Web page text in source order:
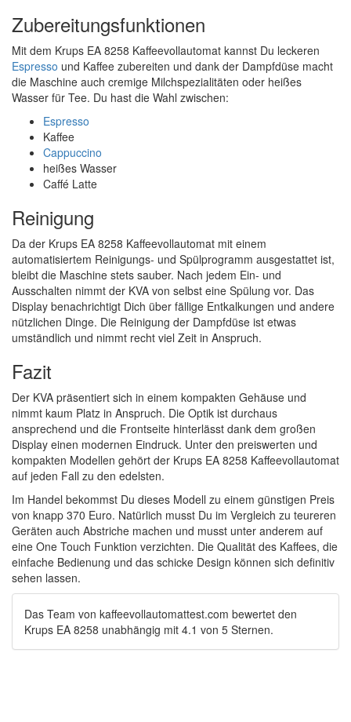
Zubereitungsfunktionen
Mit dem Krups EA 8258 Kaffeevollautomat kannst Du leckeren
Espresso und Kaffee zubereiten und dank der Dampfdüse macht
die Maschine auch cremige Milchspezialitäten oder heißes
Wasser für Tee. Du hast die Wahl zwischen:
Espresso
Kaffee
Cappuccino
heißes Wasser
Caffé Latte
Reinigung
Da der Krups EA 8258 Kaffeevollautomat mit einem
automatisiertem Reinigungs- und Spülprogramm ausgestattet ist,
bleibt die Maschine stets sauber. Nach jedem Ein- und
Ausschalten nimmt der KVA von selbst eine Spülung vor. Das
Display benachrichtigt Dich über fällige Entkalkungen und andere
nützlichen Dinge. Die Reinigung der Dampfdüse ist etwas
umständlich und nimmt recht viel Zeit in Anspruch.
Fazit
Der KVA präsentiert sich in einem kompakten Gehäuse und
nimmt kaum Platz in Anspruch. Die Optik ist durchaus
ansprechend und die Frontseite hinterlässt dank dem großen
Display einen modernen Eindruck. Unter den preiswerten und
kompakten Modellen gehört der Krups EA 8258 Kaffeevollautomat
auf jeden Fall zu den edelsten.
Im Handel bekommst Du dieses Modell zu einem günstigen Preis
von knapp 370 Euro. Natürlich musst Du im Vergleich zu teureren
Geräten auch Abstriche machen und musst unter anderem auf
eine One Touch Funktion verzichten. Die Qualität des Kaffees, die
einfache Bedienung und das schicke Design können sich definitiv
sehen lassen.
Das Team von kaffeevollautomattest.com bewertet den
Krups EA 8258 unabhängig mit 4.1 von 5 Sternen.